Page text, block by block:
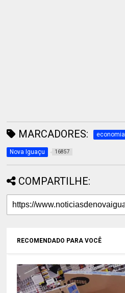
MARCADORES: economia
Nova Iguaçu 16857
COMPARTILHE:
RECOMENDADO PARA VOCÊ